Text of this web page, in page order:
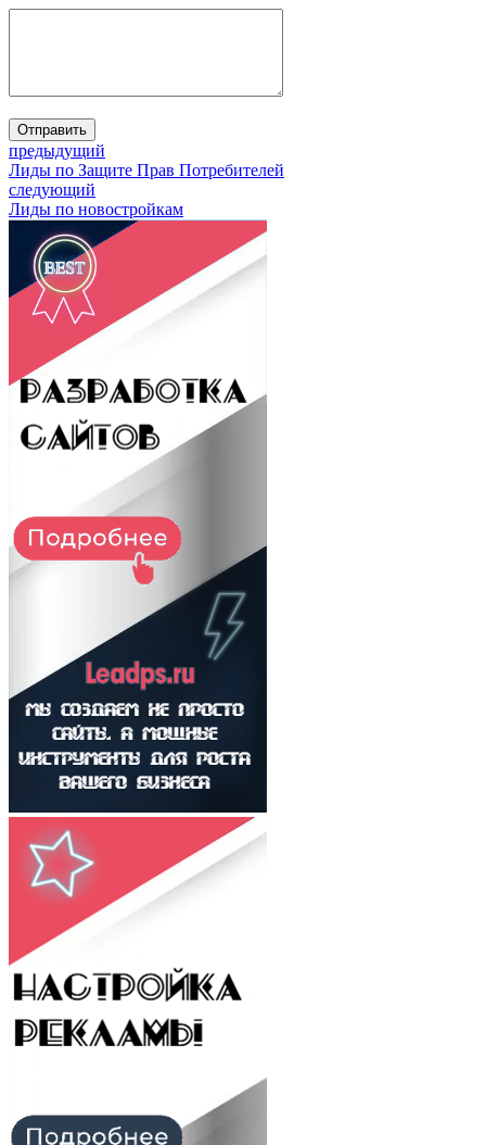
Отправить
предыдущий
Лиды по Защите Прав Потребителей
следующий
Лиды по новостройкам